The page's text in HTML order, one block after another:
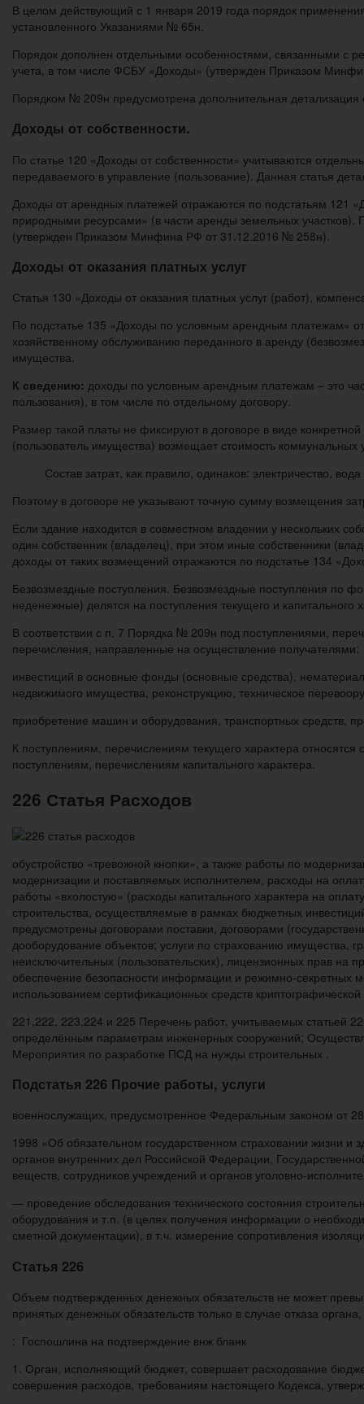
В целом действующий с 1 января 2019 года порядок
установленного Указаниями № 65н.
Порядок дополнен отдельными особенностями, связанными с
учета, в том числе ФСБУ «Доходы» (утвержден Приказом
Порядком № 209н предусмотрена дополнительная
Доходы от собственности.
По статье 120 «Доходы от собственности» учитываются
передаваемого в управление (пользование). Данная статья
Доходы от арендных платежей отражаются по подстатьям
природными ресурсами» (в части аренды земельных
(утвержден Приказом Минфина РФ от 31.12.2016 № 258н).
Доходы от оказания платных услуг
Статья 130 «Доходы от оказания платных услуг (работ),
По подстатье 135 «Доходы по условным арендным платежам»
хозяйственному обслуживанию переданного в аренду
имущества.
К сведению: доходы по условным арендным платежам – это
пользования), в том числе по отдельному договору.
Размер такой платы не фиксируют в договоре в виде
(пользователь имущества) возмещает стоимость
Состав затрат, как правило, одинаков: электричество,
Поэтому в договоре не указывают точную сумму возмещения
Если здание находится в совместном владении у нескольких
один собственник (владелец), при этом иные собственники
доходы от таких возмещений отражаются по подстатье 134
Безвозмездные поступления. Безвозмездные поступления по
неденежные) делятся на поступления текущего и капитального
В соответствии с п. 7 Порядка № 209н под поступлениями,
перечисления, направленные на осуществление получателями:
инвестиций в основные фонды (основные средства),
недвижимого имущества, реконструкцию, техническое
приобретение машин и оборудования, транспортных средств,
К поступлениям, перечислениям текущего характера
поступлениям, перечислениям капитального характера.
226 Статья Расходов
обустройство «тревожной кнопки», а также работы по
модернизации и поставляемых исполнителем, расходы на
работы «вхолостую» (расходы капитального характера на
строительства, осуществляемые в рамках бюджетных
предусмотрены договорами поставки, договорами
дооборудование объектов; услуги по страхованию имущества,
неисключительных (пользовательских), лицензионных прав
обеспечение безопасности информации и режимно-секретных
использованием сертификационных средств
221,222, 223,224 и 225 Перечень работ, учитываемых статьей
определённым параметрам инженерных сооружений;
Мероприятия по разработке ПСД на нужды строительных .
Подстатья 226 Прочие работы, услуги
военнослужащих, предусмотренное Федеральным законом от
1998 «Об обязательном государственном страховании жизни
органов внутренних дел Российской Федерации,
веществ, сотрудников учреждений и органов уголовно-
— проведение обследования технического состояния
оборудования и т.п. (в целях получения информации о
сметной документации), в т.ч. измерение сопротивления
Статья 226
Объем подтвержденных денежных обязательств не может
принятых денежных обязательств только в случае отказа
: Госпошлина на подтверждение внж бланк
1. Орган, исполняющий бюджет, совершает расходование
совершения расходов, требованиям настоящего Кодекса,